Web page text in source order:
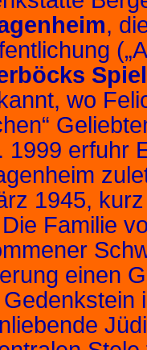
,
wo
1999 erfuhr
1945,
Familie
einen